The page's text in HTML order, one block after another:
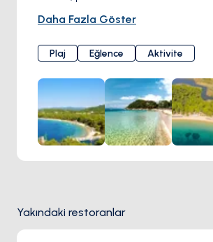
kumlara ve berrak turkuaz sulara sahip
çıkarmak için mükemmel bir inziva yeri
Sağlam kayalıklar ve yemyeşil bitki
Mandraki Plajı, güneşlenmek, yüzmek
keyfini çıkarmak için çarpıcı bir zemin
ister rahatlama arıyor olun, bu cennet
yüzme, dalış ve Ege Denizi'nin sualtı
fırsatları sunarak tüm tercihlere hitap
Daha Fazla Göster
Plaj Eğlence Aktivite
Yakındaki restoranlar